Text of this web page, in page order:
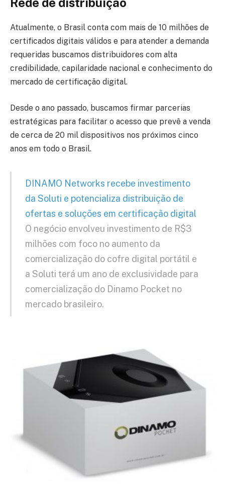
Atualmente, o Brasil conta com mais de 10 milhões de
certificados digitais válidos e para atender a demanda
requeridas buscamos distribuidores com alta
credibilidade, capilaridade nacional e conhecimento do
mercado de certificação digital.
Desde o ano passado, buscamos firmar parcerias
estratégicas para facilitar o acesso que prevê a venda
de cerca de 20 mil dispositivos nos próximos cinco
anos em todo o Brasil.
DINAMO Networks recebe investimento
da Soluti e potencializa distribuição de
ofertas e soluções em certificação digital
O negócio envolveu investimento de R$3
milhões com foco no aumento da
comercialização do cofre digital portátil e
a Soluti terá um ano de exclusividade para
comercialização do Dinamo Pocket no
mercado brasileiro.